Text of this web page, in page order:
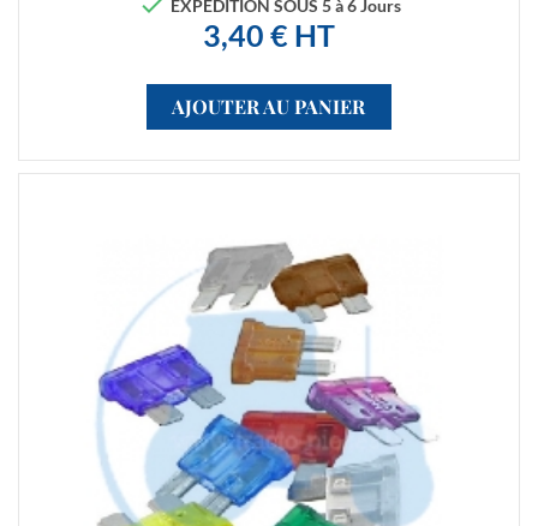
EXPEDITION SOUS 5 à 6 Jours
3,40 € HT
AJOUTER AU PANIER